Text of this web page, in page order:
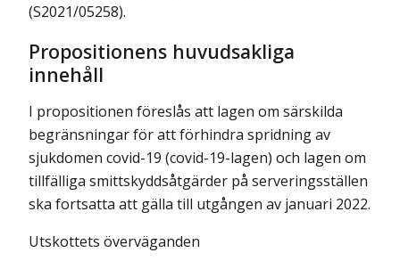
(S2021/05258).
Propositionens huvudsakliga
innehåll
I propositionen föreslås att lagen om särskilda
begränsningar för att förhindra spridning av
sjukdomen covid-19 (covid-19-lagen) och lagen om
tillfälliga smittskyddsåtgärder på serveringsställen
ska fortsatta att gälla till utgången av januari 2022.
Utskottets överväganden